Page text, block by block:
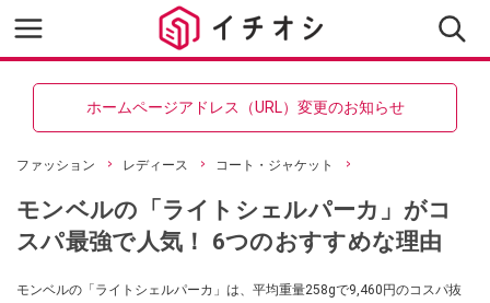
ホームページアドレス（URL）変更のお知らせ
ファッション レディース コート・ジャケット
モンベルの「ライトシェルパーカ」がコ
スパ最強で人気！ 6つのおすすめな理由
モンベルの「ライトシェルパーカ」は、平均重量258gで9,460円のコスパ抜